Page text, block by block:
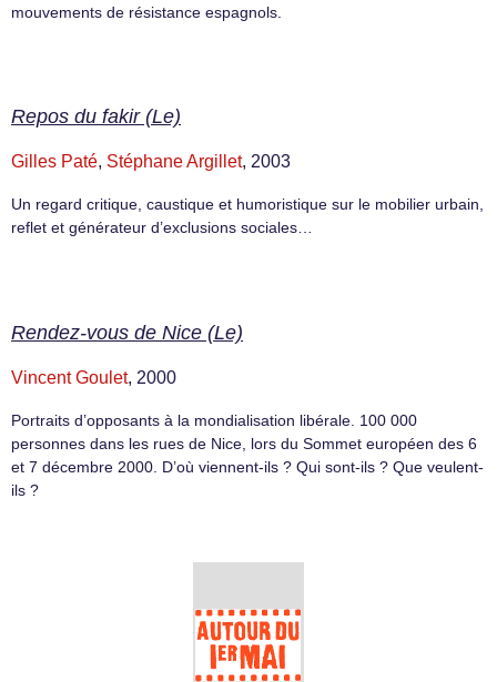
mouvements de résistance espagnols.
Repos du fakir (Le)
Gilles Paté, Stéphane Argillet, 2003
Un regard critique, caustique et humoristique sur le mobilier urbain,
reflet et générateur d’exclusions sociales…
Rendez-vous de Nice (Le)
Vincent Goulet, 2000
Portraits d’opposants à la mondialisation libérale. 100 000
personnes dans les rues de Nice, lors du Sommet européen des 6
et 7 décembre 2000. D’où viennent-ils ? Qui sont-ils ? Que veulent-
ils ?